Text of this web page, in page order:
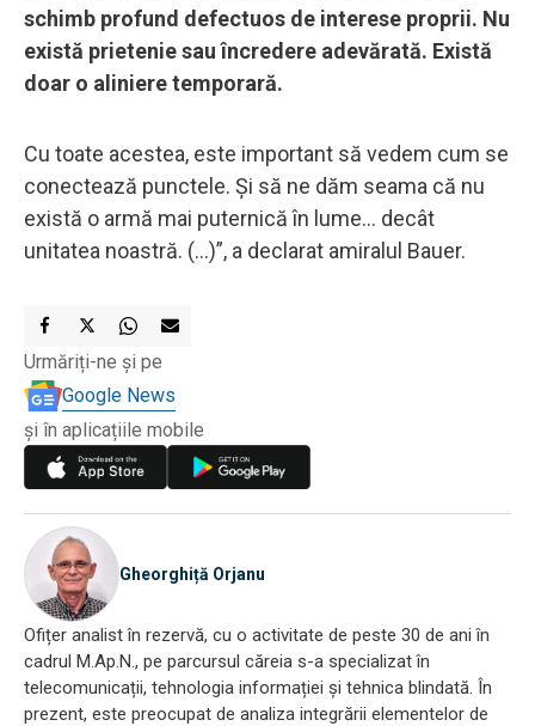
schimb profund defectuos de interese proprii. Nu
există prietenie sau încredere adevărată. Există
doar o aliniere temporară.
Cu toate acestea, este important să vedem cum se
conectează punctele. Și să ne dăm seama că nu
există o armă mai puternică în lume... decât
unitatea noastră. (…)”, a declarat amiralul Bauer.
Urmăriți-ne și pe
Google News
și în aplicațiile mobile
Gheorghiță Orjanu
Ofițer analist în rezervă, cu o activitate de peste 30 de ani în
cadrul M.Ap.N., pe parcursul căreia s-a specializat în
telecomunicații, tehnologia informației și tehnica blindată. În
prezent, este preocupat de analiza integrării elementelor de